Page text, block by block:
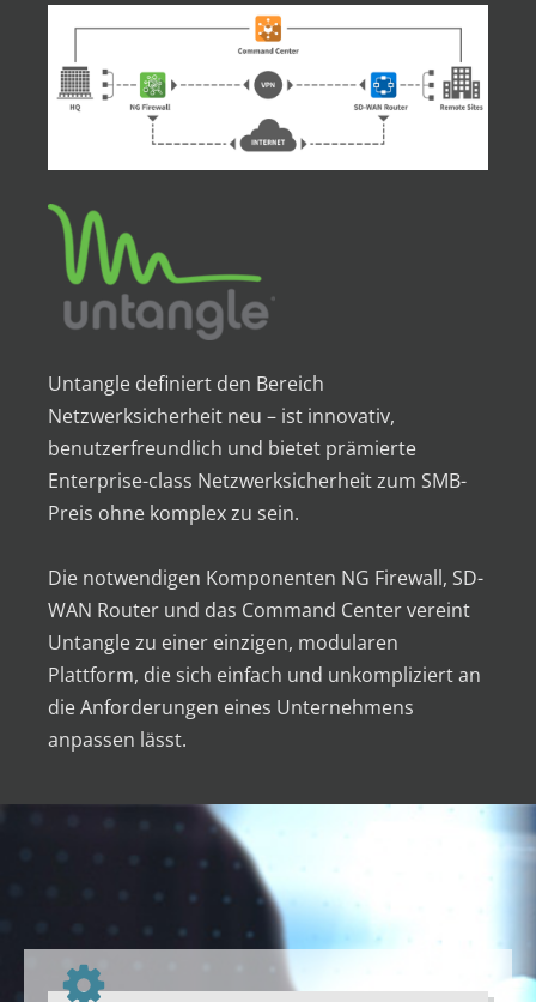
Untangle definiert den Bereich
Netzwerksicherheit neu – ist innovativ,
benutzerfreundlich und bietet prämierte
Enterprise-class Netzwerksicherheit zum SMB-
Preis ohne komplex zu sein.
Die notwendigen Komponenten NG Firewall, SD-
WAN Router und das Command Center vereint
Untangle zu einer einzigen, modularen
Plattform, die sich einfach und unkompliziert an
die Anforderungen eines Unternehmens
anpassen lässt.